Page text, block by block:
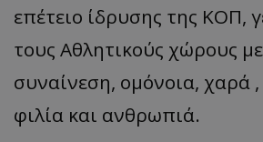
επέτειο ίδρυσης της ΚΟΠ,
τους Αθλητικούς χώρους
συναίνεση, ομόνοια, χαρά
φιλία και ανθρωπιά.